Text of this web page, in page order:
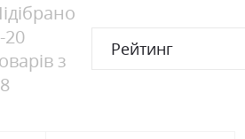
-20
з
Рейтинг